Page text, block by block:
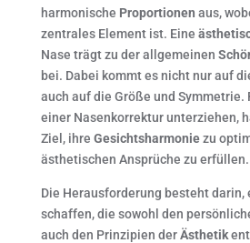
harmonische Proportionen aus,
zentrales Element ist. Eine
Nase trägt zu der allgemeinen
bei. Dabei kommt es nicht nur auf
auch auf die Größe und Symmetrie.
einer Nasenkorrektur unterziehen,
Ziel, ihre Gesichtsharmoniezu
ästhetischen Ansprüche zu erfüllen.
Die Herausforderung besteht darin,
schaffen, die sowohl den
auch den Prinzipien derÄsthetik